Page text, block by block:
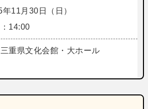
年11月30日（日）
14:00
三重県文化会館・大ホール